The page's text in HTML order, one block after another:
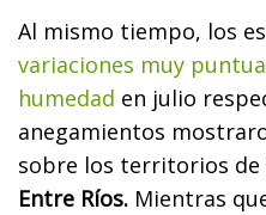
Al mismo tiempo, los
variaciones muy
humedad en julio
anegamientos
sobre los territorios de
Entre Ríos. Mientras